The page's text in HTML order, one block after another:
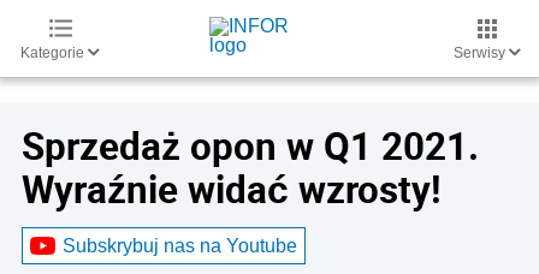
Kategorie Serwisy
Sprzedaż opon w Q1 2021.
Wyraźnie widać wzrosty!
Subskrybuj nas na Youtube